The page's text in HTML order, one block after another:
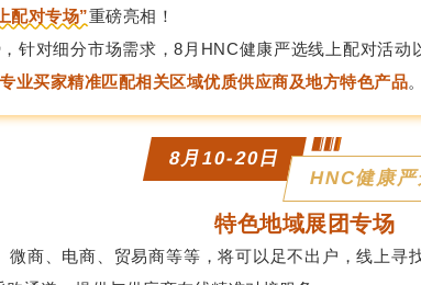
配对专场”重磅亮相！
针对细分市场需求，8月HNC健康严选线上配对活动
业买家精准匹配相关区域优质供应商及地方特色产品
8月10-20日
HNC健康
特色地域展团专场
微商、电商、贸易商等等，将可以足不出户，线上